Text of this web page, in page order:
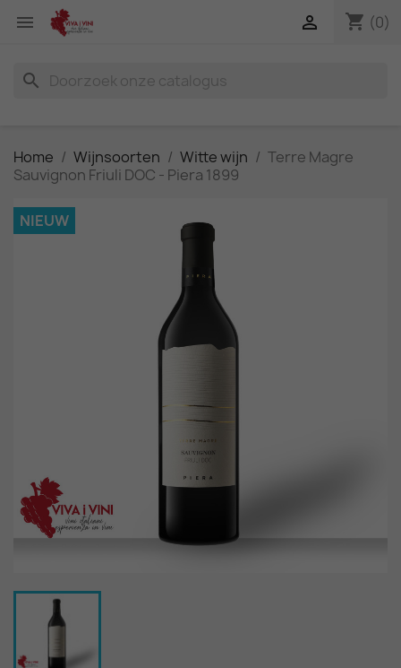
 shopping_cart (0)

search
Home Wijnsoorten Witte wijn
Terre Magre
Sauvignon Friuli DOC - Piera 1899
NIEUW